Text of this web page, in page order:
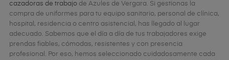
cazadoras de trabajo de Azules de Vergara. Si gestionas la
compra de uniformes para tu equipo sanitario, personal de clínica,
hospital, residencia o centro asistencial, has llegado al lugar
adecuado. Sabemos que el día a día de tus trabajadores exige
prendas fiables, cómodas, resistentes y con presencia
profesional. Por eso, hemos seleccionado cuidadosamente cada